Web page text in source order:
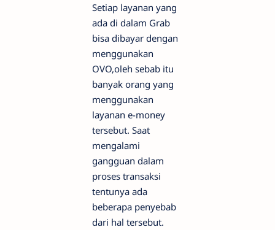
Setiap layanan yang
ada di dalam Grab
bisa dibayar dengan
menggunakan
OVO,oleh sebab itu
banyak orang yang
menggunakan
layanan e-money
tersebut. Saat
mengalami
gangguan dalam
proses transaksi
tentunya ada
beberapa penyebab
dari hal tersebut.